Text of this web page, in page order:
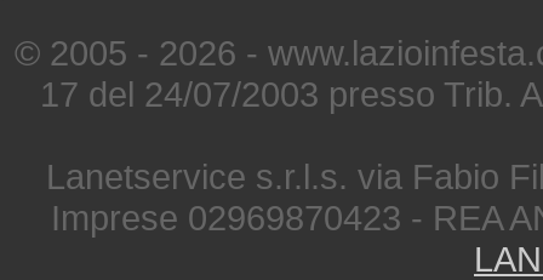
© 2005 - 2026 -
17 del 24/07/2003 presso Trib.
Lanetservice s.r.l.s. via Fabio
Imprese 02969870423 - REA